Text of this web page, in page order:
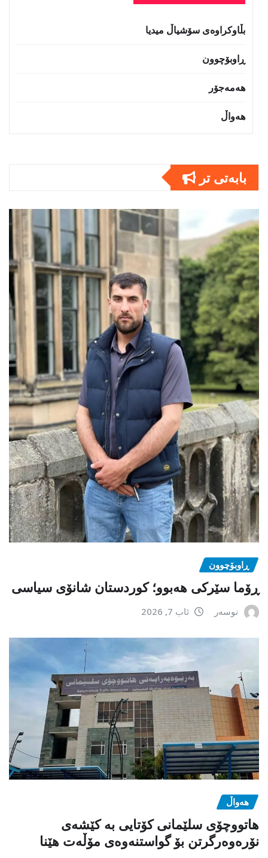
بڵاوکراوەی سۆشیاڵ میدیا
ڕاوبۆچوون
هەمەجۆر
هەواڵ
بابەتى تر
ڕاوبۆچوون
ڕۆما سێرکی هەبوو؛ کوردستان شانۆی سیاسی
نوسەر ئاب 7, 2026
هەواڵ
هاتووچۆی سلێمانی کۆتایی بە کێشەی
نۆرەوەرگرتن بۆ گواستنەوەی مۆڵەت هێنا